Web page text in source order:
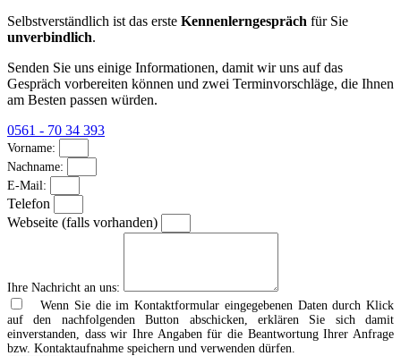
Selbstverständlich ist das erste Kennenlerngespräch für Sie
unverbindlich.
Senden Sie uns einige Informationen, damit wir uns auf das
Gespräch vorbereiten können und zwei Terminvorschläge, die Ihnen
am Besten passen würden.
0561 - 70 34 393
Vorname:
Nachname:
E-Mail:
Telefon
Webseite (falls vorhanden)
Ihre Nachricht an uns:
Wenn Sie die im Kontaktformular eingegebenen Daten durch Klick
auf den nachfolgenden Button abschicken, erklären Sie sich damit
einverstanden, dass wir Ihre Angaben für die Beantwortung Ihrer Anfrage
bzw. Kontaktaufnahme speichern und verwenden dürfen.